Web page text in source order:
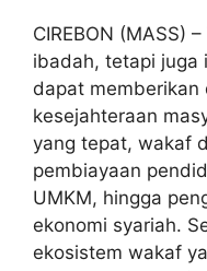
CIREBON (MASS)
ibadah, tetapi juga
dapat memberikan
kesejahteraan
yang tepat, wakaf
pembiayaan
UMKM, hingga
ekonomi syariah.
ekosistem wakaf